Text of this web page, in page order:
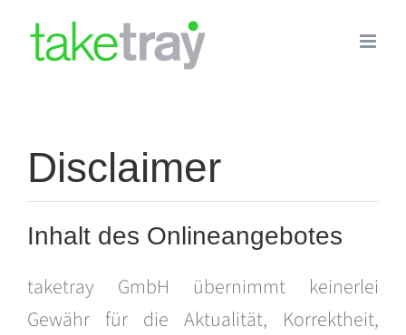
Disclaimer
Inhalt des Onlineangebotes
taketray GmbH übernimmt keinerlei
Gewähr für die Aktualität, Korrektheit,